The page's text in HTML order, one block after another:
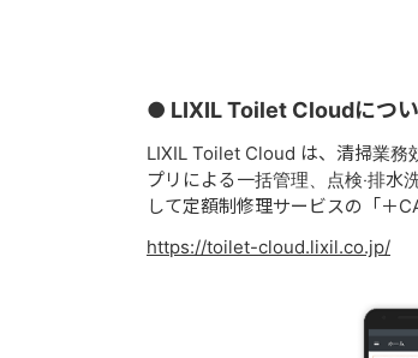
● LIXIL Toilet Cloudにつ
LIXIL Toilet Cloud は、清掃業務
プリによる⼀括管理、点検‧排⽔
して定額制修理サービスの「＋
https://toilet-cloud.lixil.co.jp/